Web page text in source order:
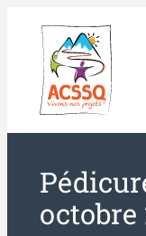
contenu
octobre